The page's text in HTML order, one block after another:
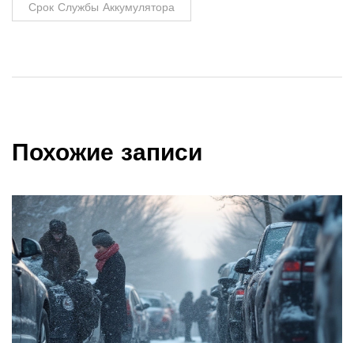
Срок Службы Аккумулятора
Похожие записи